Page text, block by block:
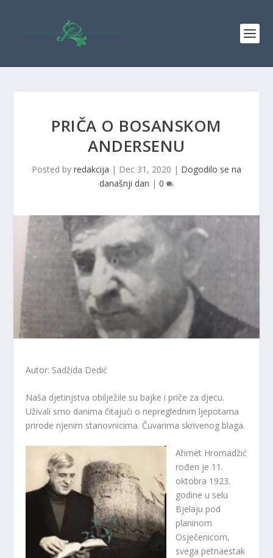
PRIČA O BOSANSKOM
ANDERSENU
Posted by redakcija | Dec 31, 2020 | Dogodilo se na
današnji dan | 0
Autor: Sadžida Dedić
Naša djetinjstva obilježile su bajke i priče za djecu.
Uživali smo danima čitajući o nepreglednim ljepotama
prirode njenim stanovnicima. Čuvarima skrivenog blaga.
Ahmet Hromadžić
rođen je 11.
oktobra 1923.
godine u selu
Bjelaju pod
planinom
Osječenicom,
svega petnaestak